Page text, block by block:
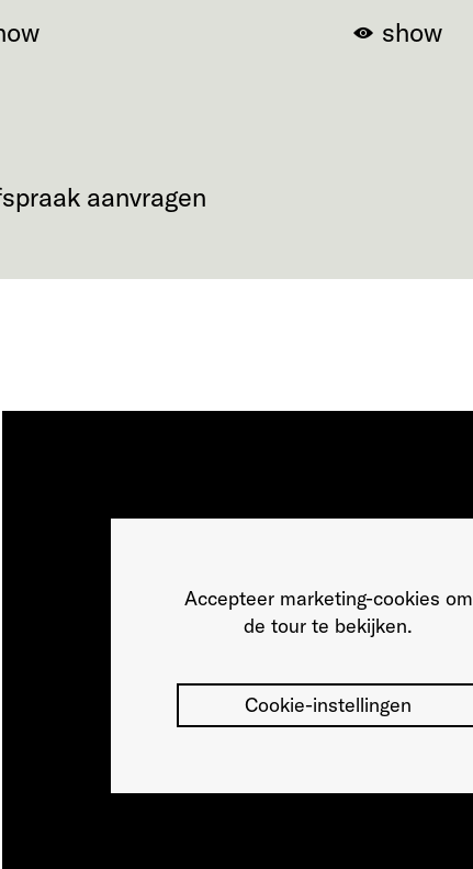
show
aanvragen
Accepteer marketing-cookies om
de tour te bekijken.
Cookie-instellingen